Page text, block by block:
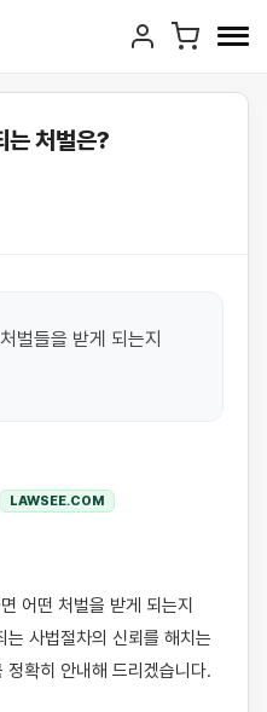
는 처벌은?
벌들을 받게 되는지
LAWSEE.COM
사법절차의 신뢰를 해치는
정확히 안내해 드리겠습니다.